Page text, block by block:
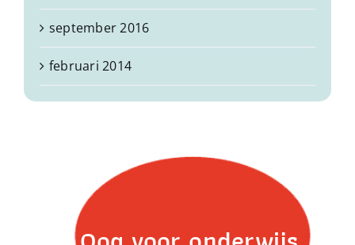
september 2016
februari 2014